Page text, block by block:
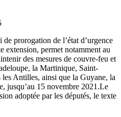
prorogation de l’état d’urgence
extension, permet notamment au
des mesures de couvre-feu et
la Martinique, Saint-
Antilles, ainsi que la Guyane, la
jusqu’au 15 novembre 2021.Le
adoptée par les députés, le texte